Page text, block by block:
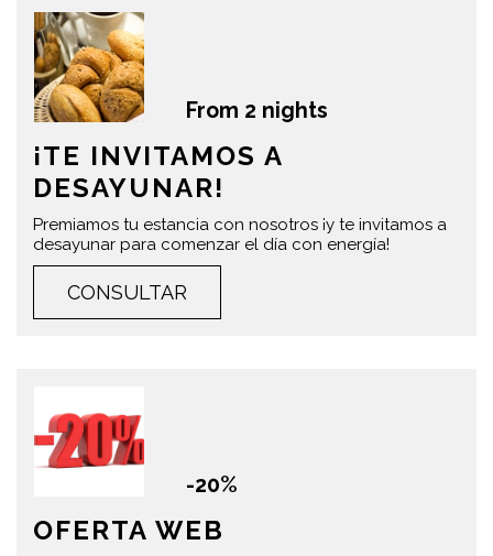
From 2 nights
¡TE INVITAMOS A
DESAYUNAR!
Premiamos tu estancia con nosotros ¡y te invitamos a
desayunar para comenzar el día con energía!
CONSULTAR
-20%
OFERTA WEB